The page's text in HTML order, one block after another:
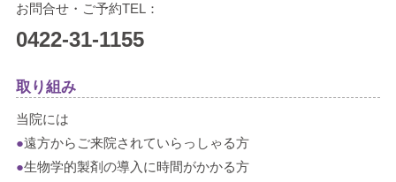
お問合せ・ご予約TEL：
0422-31-1155
取り組み
当院には
●遠方からご来院されていらっしゃる方
●生物学的製剤の導入に時間がかかる方